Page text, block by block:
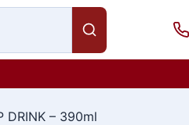
DRINK – 390ml